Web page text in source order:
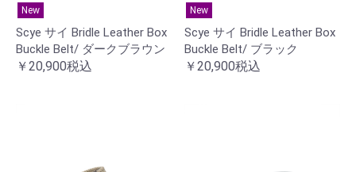
New
Scye サイ Bridle Leather Box
Buckle Belt/ ダークブラウン
￥20,900税込
New
Scye サイ Bridle Leather Box
Buckle Belt/ ブラック
￥20,900税込